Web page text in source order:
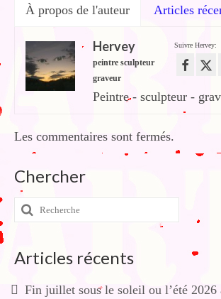
À propos de l'auteur Articles
Suivre Hervey:
Hervey
peintre sculpteur
graveur
Peintre - sculpteur -
Les commentaires sont fermés.
Chercher
Rechercher
:
Articles récents
Fin juillet sous le soleil ou l’été 2026